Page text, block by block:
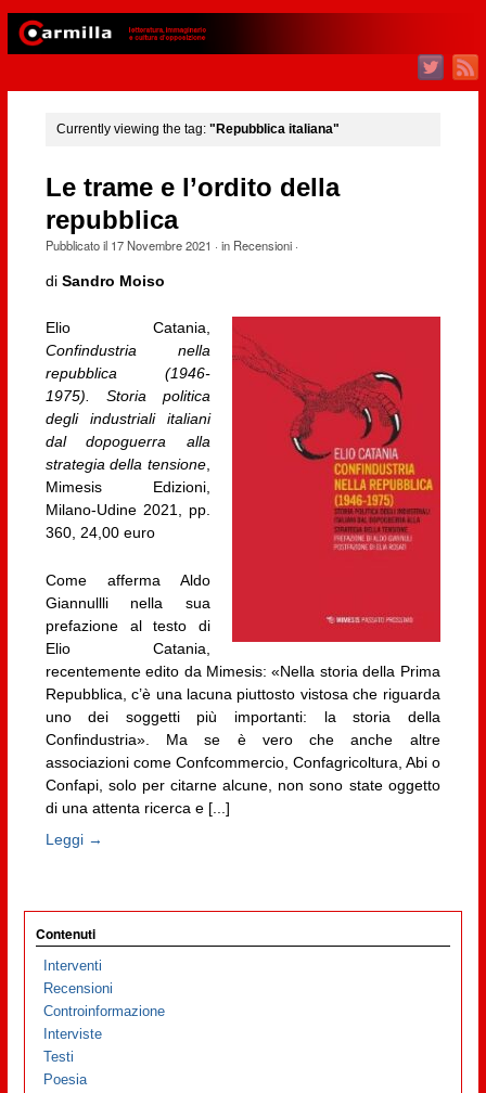
Currently viewing the tag: "Repubblica italiana"
Le trame e l’ordito della
repubblica
Pubblicato il 17 Novembre 2021 · in Recensioni·
di Sandro Moiso
Elio Catania,
Confindustria nella
repubblica (1946-
1975). Storia politica
degli industriali italiani
dal dopoguerra alla
strategia della tensione,
Mimesis Edizioni,
Milano-Udine 2021, pp.
360, 24,00 euro
Come afferma Aldo
Giannullli nella sua
prefazione al testo di
Elio Catania,
recentemente edito da Mimesis: «Nella storia della Prima
Repubblica, c’è una lacuna piuttosto vistosa che riguarda
uno dei soggetti più importanti: la storia della
Confindustria». Ma se è vero che anche altre
associazioni come Confcommercio, Confagricoltura, Abi o
Confapi, solo per citarne alcune, non sono state oggetto
di una attenta ricerca e [...]
Leggi →
Contenuti
Interventi
Recensioni
Controinformazione
Interviste
Testi
Poesia